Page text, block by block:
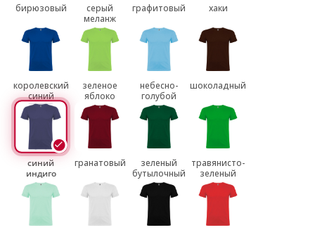
бирюзовый
серый
меланж
графитовый хаки
королевский
синий
зеленое
яблоко
небесно-
голубой
шоколадный
синий
индиго
гранатовый
зеленый
бутылочный
травянисто-
зеленый